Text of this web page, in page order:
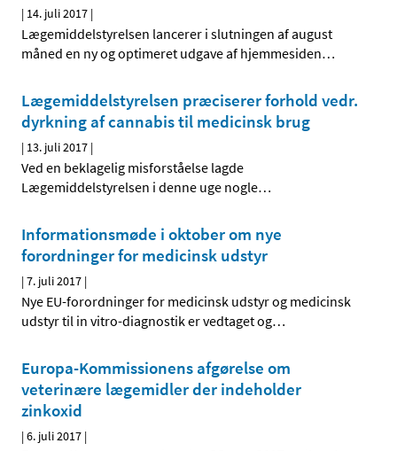
| 14. juli 2017 |
Lægemiddelstyrelsen lancerer i slutningen af august
måned en ny og optimeret udgave af hjemmesiden…
Lægemiddelstyrelsen præciserer forhold vedr.
dyrkning af cannabis til medicinsk brug
| 13. juli 2017 |
Ved en beklagelig misforståelse lagde
Lægemiddelstyrelsen i denne uge nogle…
Informationsmøde i oktober om nye
forordninger for medicinsk udstyr
|7. juli 2017 |
Nye EU-forordninger for medicinsk udstyr og medicinsk
udstyr til in vitro-diagnostik er vedtaget og…
Europa-Kommissionens afgørelse om
veterinære lægemidler der indeholder
zinkoxid
|6. juli 2017 |